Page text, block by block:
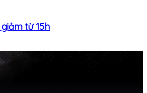
từ 15h